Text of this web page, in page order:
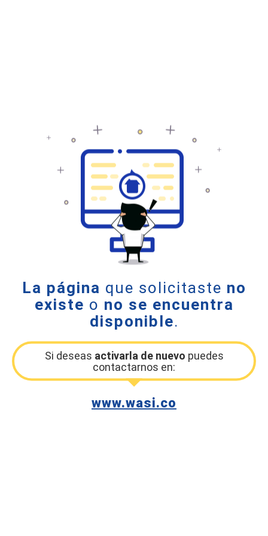
La página que solicitaste no
existe o no se encuentra
disponible.
Si deseas activarla de nuevo puedes
contactarnos en:
www.wasi.co